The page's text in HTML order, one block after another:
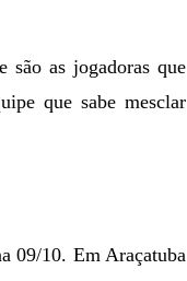
são as jogadoras que
que sabe mesclar
09/10. Em Araçatuba